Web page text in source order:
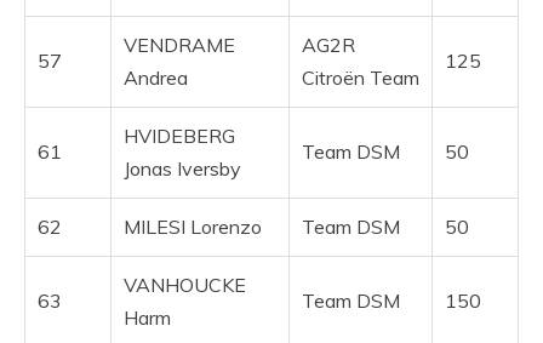
57
VENDRAME
Andrea
AG2R
Citroën Team
125
61
HVIDEBERG
Jonas Iversby
Team DSM 50
62 MILESI Lorenzo Team DSM 50
63
VANHOUCKE
Harm
Team DSM 150